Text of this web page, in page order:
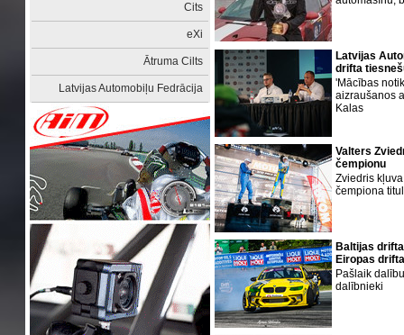
Cits
eXi
Ātruma Cilts
Latvijas Automobiļu Fedrācija
Latvijas
drifta
'Mācības
aizraušanos
Kalas
Valters
čempionu
Zviedris
čempiona
Baltijas
Eiropas
Pašlaik
dalībnieki